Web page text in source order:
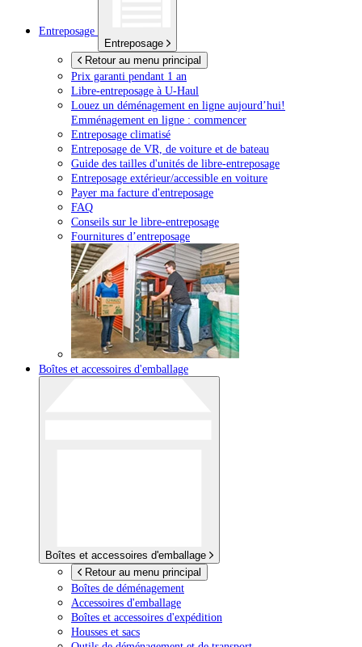
Entreposage
Entreposage
Retour au menu principal
Prix garanti pendant 1 an
Libre-entreposage à U-Haul
Louez un déménagement en ligne aujourd’hui!
Emménagement en ligne : commencer
Entreposage climatisé
Entreposage de VR, de voiture et de bateau
Guide des tailles d'unités de libre-entreposage
Entreposage extérieur/accessible en voiture
Payer ma facture d'entreposage
FAQ
Conseils sur le libre-entreposage
Fournitures d’entreposage
Boîtes et accessoires d'emballage
Boîtes et accessoires d'emballage
Retour au menu principal
Boîtes de déménagement
Accessoires d'emballage
Boîtes et accessoires d'expédition
Housses et sacs